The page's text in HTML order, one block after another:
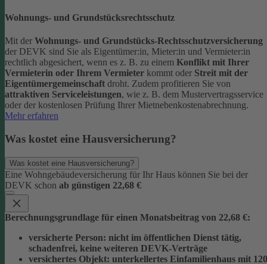
Wohnungs- und Grundstücksrechtsschutz
Mit der Wohnungs- und Grundstücks-Rechtsschutzversicherung
der DEVK sind Sie als Eigentümer:in, Mieter:in und Vermieter:in
rechtlich abgesichert, wenn es z. B. zu einem Konflikt mit Ihrer
Vermieterin oder Ihrem Vermieter kommt oder Streit mit der
Eigentümergemeinschaft droht. Zudem profitieren Sie von
attraktiven Serviceleistungen, wie z. B. dem Mustervertragsservice
oder der kostenlosen Prüfung Ihrer Mietnebenkostenabrechnung.
Mehr erfahren
Was kostet eine Hausversicherung?
Was kostet eine Hausversicherung?
Eine Wohngebäudeversicherung für Ihr Haus können Sie bei der
DEVK schon ab günstigen 22,68 €
Berechnungsgrundlage für einen Monatsbeitrag von 22,68 €:
versicherte Person: nicht im öffentlichen Dienst tätig,
schadenfrei, keine weiteren DEVK-Verträge
versichertes Objekt: unterkellertes Einfamilienhaus mit 120